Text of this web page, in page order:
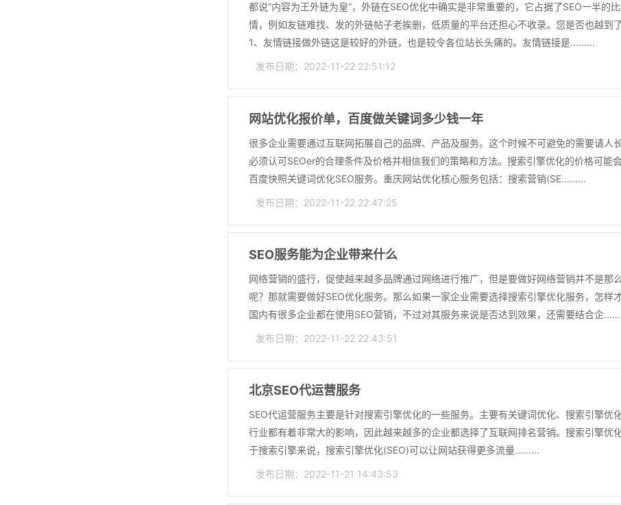
都说“内容为王外链为皇”，外链在SEO优化中确实是非常重要的，它占据了SEO一半的
情，例如友链难找、发的外链帖子老挨删，低质量的平台还担心不收录。您是否也越到
1、友情链接做外链这是较好的外链，也是较令各位站长头痛的。友情链接是.........
发布日期：2022-11-22 22:51:12
网站优化报价单，百度做关键词多少钱一年
很多企业需要通过互联网拓展自己的品牌、产品及服务。这个时候不可避免的需要请人
必须认可SEOer的合理条件及价格并相信我们的策略和方法。搜索引擎优化的价格可能
百度快照关键词优化SEO服务。重庆网站优化核心服务包括：搜索营销(SE.........
发布日期：2022-11-22 22:47:25
SEO服务能为企业带来什么
网络营销的盛行，促使越来越多品牌通过网络进行推广，但是要做好网络营销并不是那
呢？那就需要做好SEO优化服务。那么如果一家企业需要选择搜索引擎优化服务，怎
国内有很多企业都在使用SEO营销，不过对其服务来说是否达到效果，还需要结合企
发布日期：2022-11-22 22:43:51
北京SEO代运营服务
SEO代运营服务主要是针对搜索引擎优化的一些服务。主要有关键词优化、搜索引擎优
行业都有着非常大的影响，因此越来越多的企业都选择了互联网排名营销。搜索引擎优
于搜索引擎来说，搜索引擎优化(SEO)可以让网站获得更多流量.........
发布日期：2022-11-21 14:43:53